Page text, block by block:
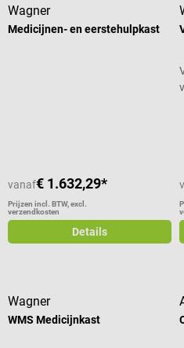
Wagner
Medicijnen- en eerstehulpkast
vanaf€ 1.632,29*
Prijzen incl. BTW, excl.
verzendkosten
Details
Wagner
WMS Medicijnkast